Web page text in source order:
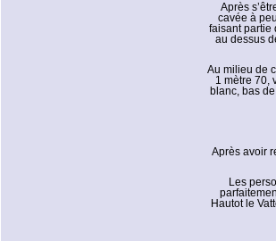
Après
cavée à
faisant partie
au dessus
Au milieu de
1 mètre 70,
blanc, bas
Après avoir
Les
Hautot le